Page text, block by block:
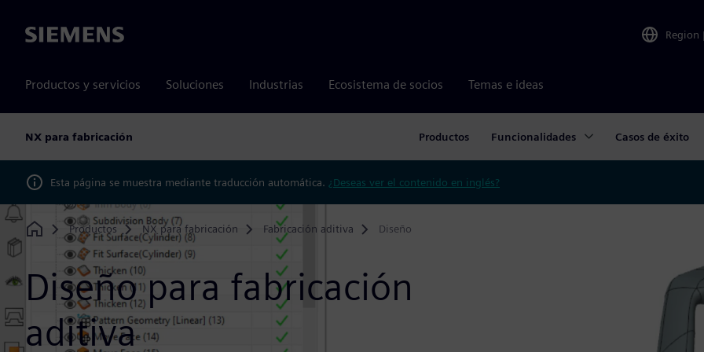
Siemens Region |
Productos y servicios Soluciones Industrias Ecosistema de socios Temas e ideas
NX para fabricación Productos Funcionalidades Casos de éxito
Esta página se muestra mediante traducción automática. ¿Deseas ver el contenido en inglés?
Home
Productos NX para fabricación Fabricación aditiva Diseño
Diseño para fabricación
aditiva